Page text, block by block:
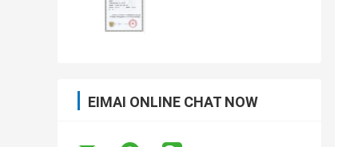
ΕΊΜΑΙ ONLINE CHAT NOW